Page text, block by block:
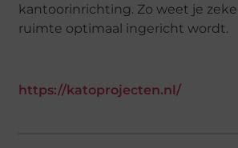
kantoorinrichting. Zo weet je
ruimte optimaal ingericht wordt.
https://katoprojecten.nl/